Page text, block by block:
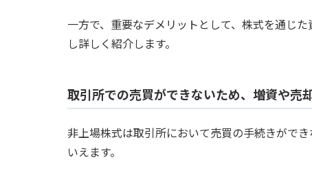
一方で、重要なデメリットとして、株式を通じ
し詳しく紹介します。
取引所での売買ができないため、増資や売
非上場株式は取引所において売買の手続きができ
いえます。